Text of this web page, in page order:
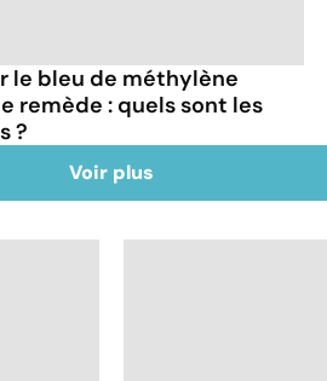
le bleu de méthylène
remède : quels sont les
?
Voir plus